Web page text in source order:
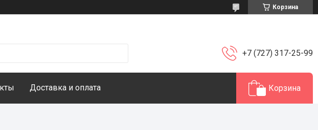
Корзина
+7 (727) 317-25-99
Доставка и оплата Корзина